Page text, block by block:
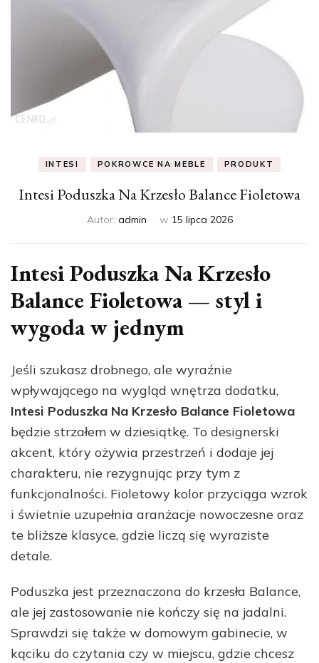
INTESI POKROWCE NA MEBLE PRODUKT
Intesi Poduszka Na Krzesło Balance Fioletowa
Autor: admin w 15 lipca 2026
Intesi Poduszka Na Krzesło
Balance Fioletowa — styl i
wygoda w jednym
Jeśli szukasz drobnego, ale wyraźnie
wpływającego na wygląd wnętrza dodatku,
Intesi Poduszka Na Krzesło Balance Fioletowa
będzie strzałem w dziesiątkę. To designerski
akcent, który ożywia przestrzeń i dodaje jej
charakteru, nie rezygnując przy tym z
funkcjonalności. Fioletowy kolor przyciąga wzrok
i świetnie uzupełnia aranżacje nowoczesne oraz
te bliższe klasyce, gdzie liczą się wyraziste
detale.
Poduszka jest przeznaczona do krzesła Balance,
ale jej zastosowanie nie kończy się na jadalni.
Sprawdzi się także w domowym gabinecie, w
kąciku do czytania czy w miejscu, gdzie chcesz